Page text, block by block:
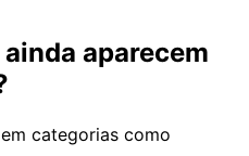
aparecem
categorias como